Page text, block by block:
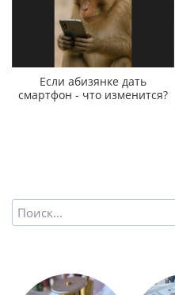
Если абизянке дать
смартфон - что изменится?